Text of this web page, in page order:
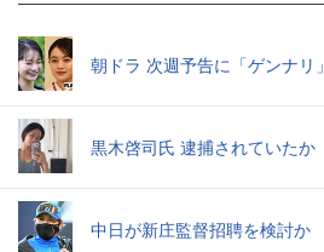
朝ドラ 次週予告に「ゲンナリ」
黒木啓司氏 逮捕されていたか
中日が新庄監督招聘を検討か